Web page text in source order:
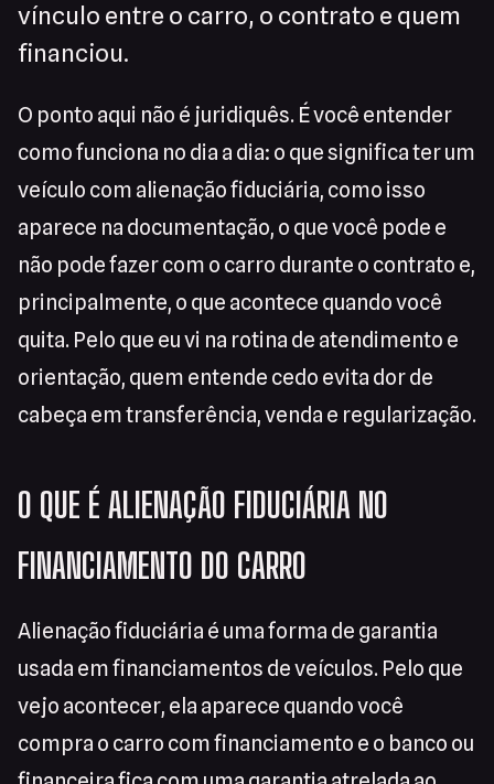
vínculo entre o carro, o contrato e quem
financiou.
O ponto aqui não é juridiquês. É você entender
como funciona no dia a dia: o que significa ter um
veículo com alienação fiduciária, como isso
aparece na documentação, o que você pode e
não pode fazer com o carro durante o contrato e,
principalmente, o que acontece quando você
quita. Pelo que eu vi na rotina de atendimento e
orientação, quem entende cedo evita dor de
cabeça em transferência, venda e regularização.
O QUE É ALIENAÇÃO FIDUCIÁRIA NO
FINANCIAMENTO DO CARRO
Alienação fiduciária é uma forma de garantia
usada em financiamentos de veículos. Pelo que
vejo acontecer, ela aparece quando você
compra o carro com financiamento e o banco ou